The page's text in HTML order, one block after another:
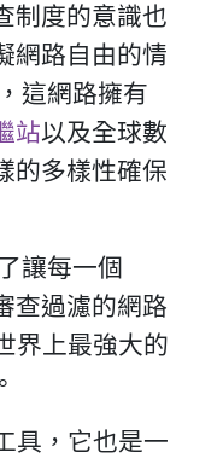
制度的意識也
網路自由的情
這網路擁有
站以及全球數
的多樣性確保
讓每一個
查過濾的網路
界上最強大的
具，它也是一